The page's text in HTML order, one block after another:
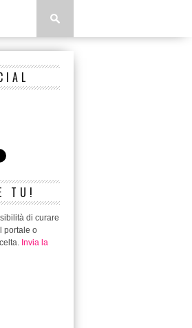
TU!
di curare
portale o
Invia la